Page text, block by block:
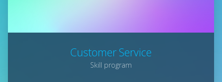
Customer Service
Skill program